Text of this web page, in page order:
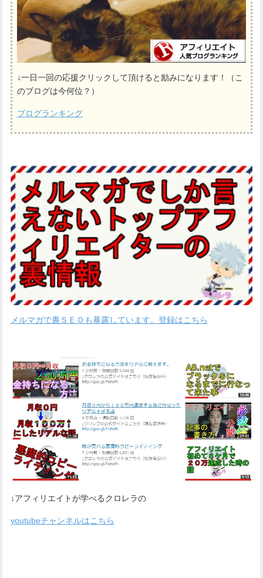
↓一日一回の応援クリックして頂けると励みになります！（こ
のブログは今何位？）
ブログランキング
メルマガで裏ＳＥＯも暴露しています。登録はこちら
↓アフィリエイトが学べるクロレラの
youtubeチャンネルはこちら